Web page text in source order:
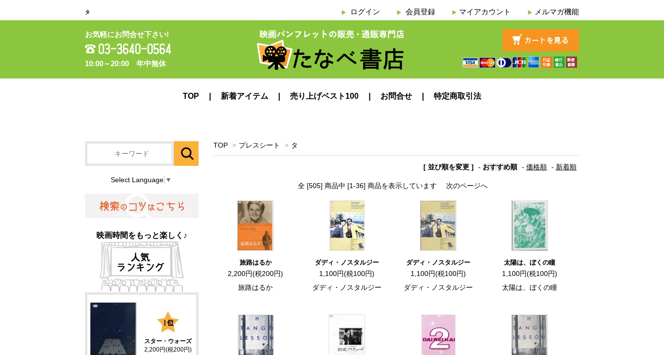
タ ログイン 会員登録 マイアカウント メルマガ機能
お気軽にお問合せ下さい!
10:00～20:00 年中無休
TOP 新着アイテム 売り上げベスト100 お問合せ 特定商取引法
TOP > プレスシート > タ
[ 並び順を変更 ] - おすすめ順 - 価格順 - 新着順
全 [505] 商品中 [1-36] 商品を表示しています 次のページへ
旅路はるか
2,200円(税200円)
旅路はるか
ダディ・ノスタルジー
1,100円(税100円)
ダディ・ノスタルジー
ダディ・ノスタルジー
1,100円(税100円)
ダディ・ノスタルジー
太陽は、ぼくの瞳
1,100円(税100円)
太陽は、ぼくの瞳
Select Language ▼
映画時間をもっと楽しく♪
スター・ウォーズ
2,200円(税200円)